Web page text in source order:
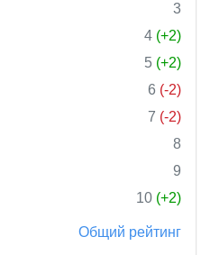
3
4 (+2)
5 (+2)
6 (-2)
7 (-2)
8
9
10 (+2)
Общий рейтинг